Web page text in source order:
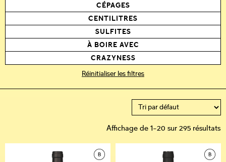
CÉPAGES
CENTILITRES
SULFITES
À BOIRE AVEC
CRAZYNESS
Réinitialiser les filtres
Affichage de 1–20 sur 295 résultats